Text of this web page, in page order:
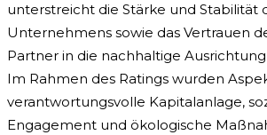
unterstreicht die Stärke und Stabilität
Unternehmens sowie das Vertrauen
Partner in die nachhaltige
Im Rahmen des Ratings wurden
verantwortungsvolle Kapitalanlage,
Engagement und ökologische